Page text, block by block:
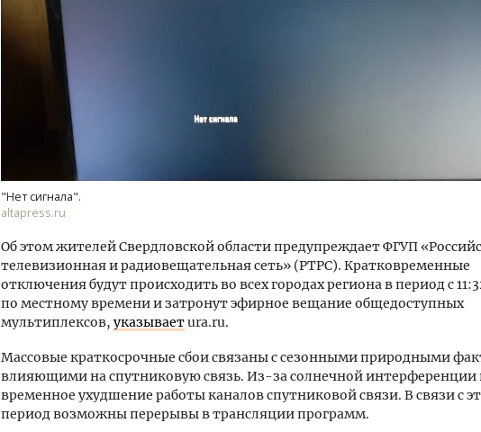
"Нет сигнала".
altapress.ru
Об этом жителей Свердловской области предупреждает ФГУП
телевизионная и радиовещательная сеть» (РТРС). Кратковременные
отключения будут происходить во всех городах региона в период с
по местному времени и затронут эфирное вещание общедоступных
мультиплексов, указываетura.ru.
Массовые краткосрочные сбои связаны с сезонными природными
влияющими на спутниковую связь. Из-за солнечной
временное ухудшение работы каналов спутниковой связи. В связи с
период возможны перерывы в трансляции программ.
Ищем новые берега. Гендиректор
«Жилищной инициативы» Юрий
оставаться на плаву, когда рынок
СТРОИТЕЛЬСТВО
Двухуровневые номера
Каким будет новый